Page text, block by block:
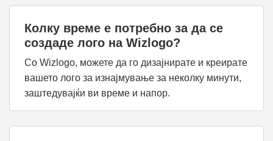
Колку време е потребно за да се
создаде лого на Wizlogo?
Со Wizlogo, можете да го дизајнирате и креирате
вашето лого за изнајмување за неколку минути,
заштедувајќи ви време и напор.